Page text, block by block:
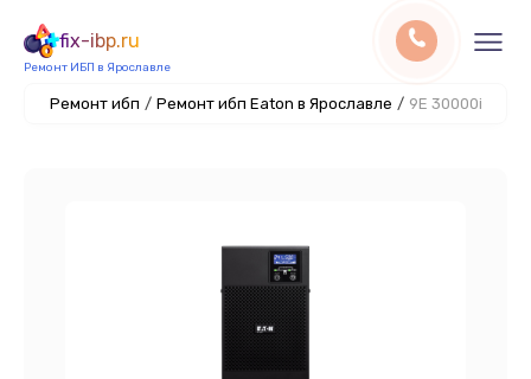
fix-ibp.ru
Ремонт ИБП в Ярославле
Ремонт ибп / Ремонт ибп Eaton в Ярославле / 9E 30000i